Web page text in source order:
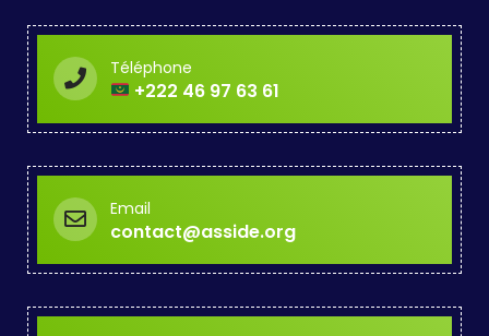
Téléphone
+222 46 97 63 61
Email
contact@asside.org